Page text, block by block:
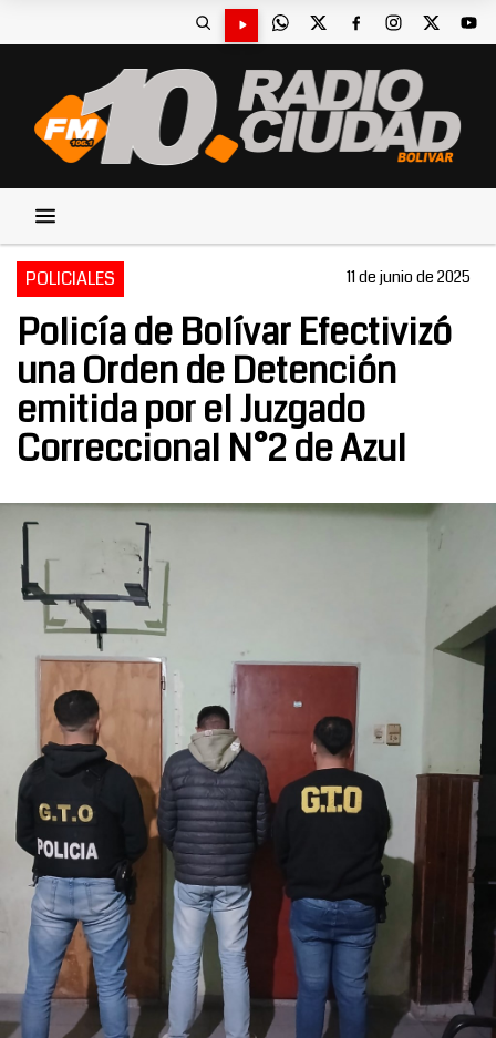
POLICIALES 11 de junio de 2025
Policía de Bolívar Efectivizó
una Orden de Detención
emitida por el Juzgado
Correccional N°2 de Azul